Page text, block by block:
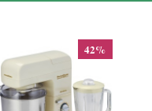
42%